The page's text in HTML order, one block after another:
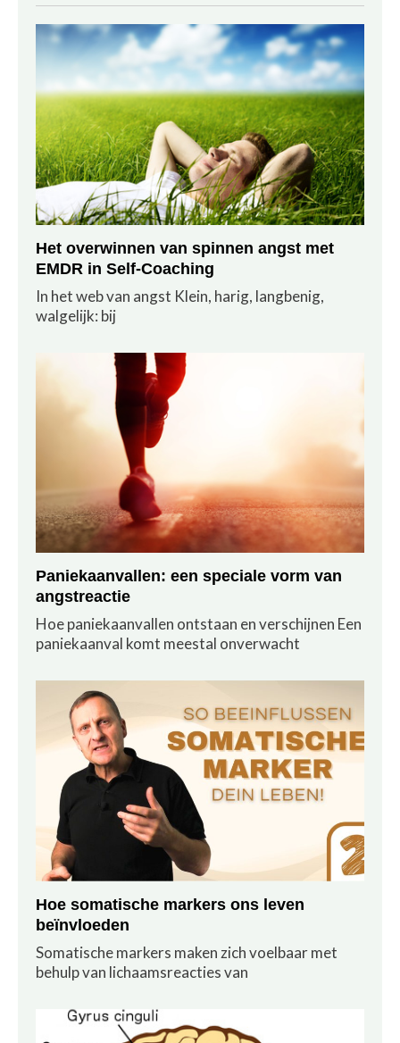
Het overwinnen van spinnen angst met
EMDR in Self-Coaching
In het web van angst Klein, harig, langbenig,
walgelijk: bij
Paniekaanvallen: een speciale vorm van
angstreactie
Hoe paniekaanvallen ontstaan en verschijnen Een
paniekaanval komt meestal onverwacht
Hoe somatische markers ons leven
beïnvloeden
Somatische markers maken zich voelbaar met
behulp van lichaamsreacties van